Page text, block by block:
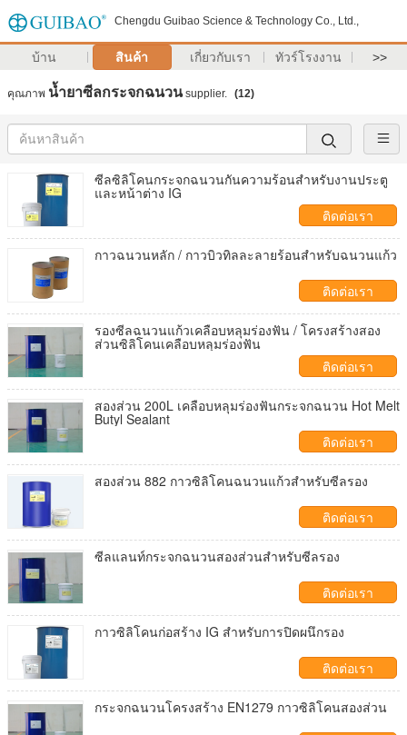
Chengdu Guibao Science & Technology Co., Ltd.,
บ้าน สินค้า เกี่ยวกับเรา ทัวร์โรงงาน >>
คุณภาพ น้ำยาซีลกระจกฉนวนsupplier. (12)
ซีลซิลิโคนกระจกฉนวนกันความร้อนสำหรับงานประตู
และหน้าต่าง IG
ติดต่อเรา
กาวฉนวนหลัก / กาวบิวทิลละลายร้อนสำหรับฉนวนแก้ว
ติดต่อเรา
รองซีลฉนวนแก้วเคลือบหลุมร่องฟัน / โครงสร้างสอง
ส่วนซิลิโคนเคลือบหลุมร่องฟัน
ติดต่อเรา
สองส่วน 200L เคลือบหลุมร่องฟันกระจกฉนวน Hot Melt
Butyl Sealant
ติดต่อเรา
สองส่วน 882 กาวซิลิโคนฉนวนแก้วสำหรับซีลรอง
ติดต่อเรา
ซีลแลนท์กระจกฉนวนสองส่วนสำหรับซีลรอง
ติดต่อเรา
กาวซิลิโคนก่อสร้าง IG สำหรับการปิดผนึกรอง
ติดต่อเรา
กระจกฉนวนโครงสร้าง EN1279 กาวซิลิโคนสองส่วน